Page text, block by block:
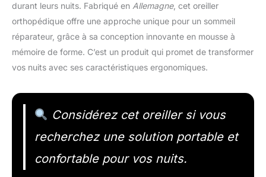
durant leurs nuits. Fabriqué en Allemagne, cet oreiller
orthopédique offre une approche unique pour un sommeil
réparateur, grâce à sa conception innovante en mousse à
mémoire de forme. C’est un produit qui promet de transformer
vos nuits avec ses caractéristiques ergonomiques.
Considérez cet oreiller si vous
recherchez une solution portable et
confortable pour vos nuits.